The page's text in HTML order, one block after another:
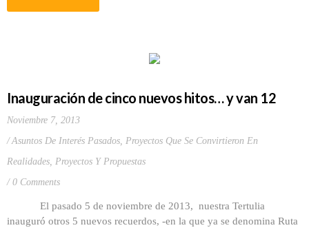
Inauguración de cinco nuevos hitos… y van 12
Noviembre 7, 2013
Asuntos De Interés Pasados, Proyectos Que Se Convirtieron En
Realidades, Proyectos Y Propuestas
0 Comments
El pasado 5 de noviembre de 2013, nuestra Tertulia
inauguró otros 5 nuevos recuerdos, -en la que ya se denomina Ruta